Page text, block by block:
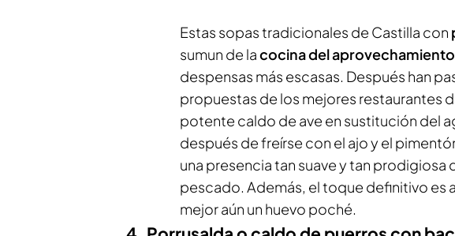
Estas sopas tradicionales de Castilla con
sumun de lacocina del aprovechamiento
despensas más escasas. Después han
propuestas de los mejores restaurantes
potente caldo de ave en sustitución del
después de freírse con el ajo y el
una presencia tan suave y tan prodigiosa
pescado. Además, el toque definitivo es
mejor aún un huevo poché.